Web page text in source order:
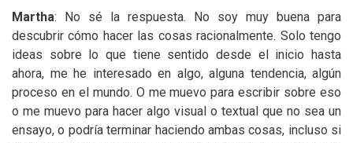
Martha: No sé la respuesta. No soy muy buena para
descubrir cómo hacer las cosas racionalmente. Solo tengo
ideas sobre lo que tiene sentido desde el inicio hasta
ahora, me he interesado en algo, alguna tendencia, algún
proceso en el mundo. O me muevo para escribir sobre eso
o me muevo para hacer algo visual o textual que no sea un
ensayo, o podría terminar haciendo ambas cosas, incluso si